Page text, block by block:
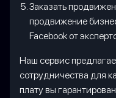
Заказать
продвижение
Facebook от
Наш сервис
сотрудничества для
плату вы